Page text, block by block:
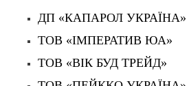
ТОВ «ІМПЕРАТИВ ЮА»
ТОВ «ПЕЙККО УКРАЇНА»
ТОВ «РУУККІ УКРАЇНА»